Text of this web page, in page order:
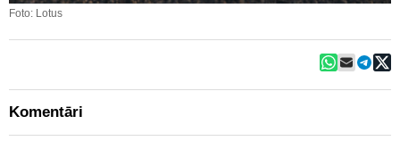
Foto: Lotus
Komentāri